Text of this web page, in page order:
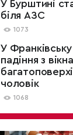
У Бурштині
біля АЗС
1073
У Франківську
падіння з вікна
чоловік
1068